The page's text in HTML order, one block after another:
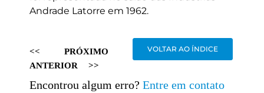
Andrade Latorre em 1962.
<<
ANTERIOR
PRÓXIMO
>>
VOLTAR AO ÍNDICE
Encontrou algum erro? Entre em contato